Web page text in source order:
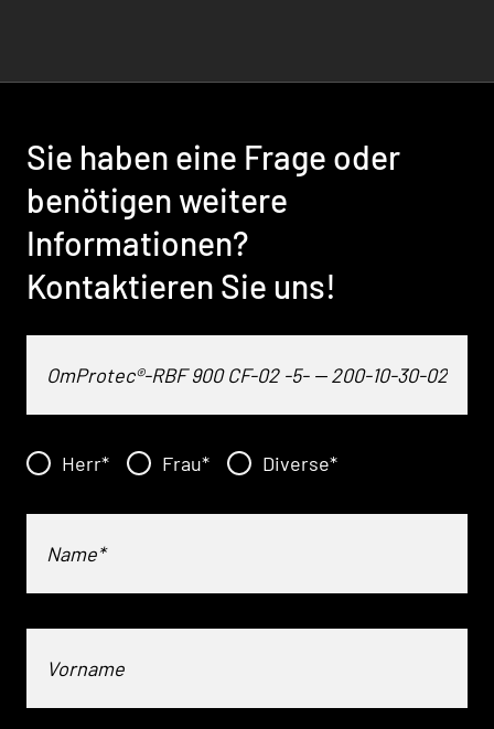
Sie haben eine Frage oder
benötigen weitere
Informationen?
Kontaktieren Sie uns!
Herr* Frau* Diverse*